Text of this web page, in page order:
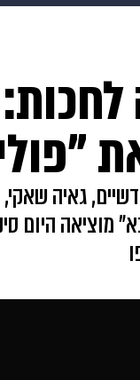
חודשים מתכונים
גאיה
מוציאה היום